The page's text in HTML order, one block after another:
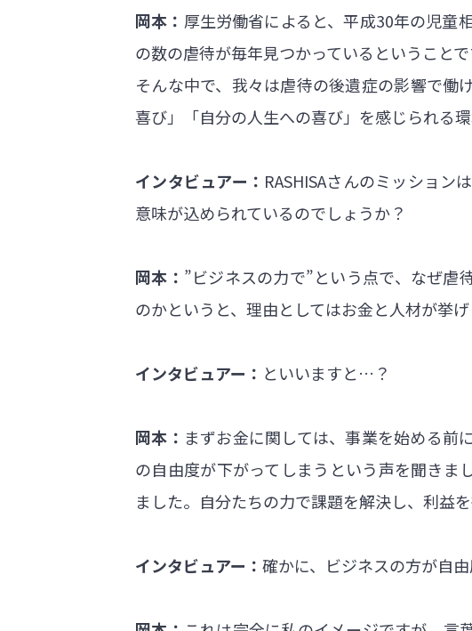
岡本： 厚生労働省によると、平成30年の児童
の数の虐待が毎年見つかっているということ
そんな中で、我々は虐待の後遺症の影響で働
喜び」「自分の人生への喜び」を感じられる
インタビュアー： RASHISAさんのミッション
意味が込められているのでしょうか？
岡本： ”ビジネスの力で”という点で、なぜ虐
のかというと、理由としてはお金と人材が挙げ
インタビュアー： といいますと…？
岡本： まずお金に関しては、事業を始める前
の自由度が下がってしまうという声を聞きま
ました。自分たちの力で課題を解決し、利益
インタビュアー： 確かに、ビジネスの方が自